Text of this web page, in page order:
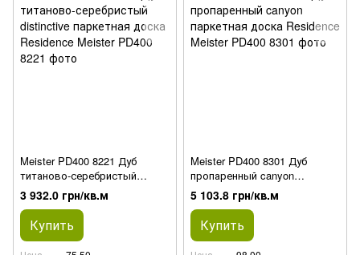
Meister PD400 8221 Дуб
титаново-серебристый
distinctive паркетная доска
Residence
3 932.0 грн/кв.м
Купить
Meister PD400 8301 Дуб
пропаренный canyon
паркетная доска Residence
5 103.8 грн/кв.м
Купить